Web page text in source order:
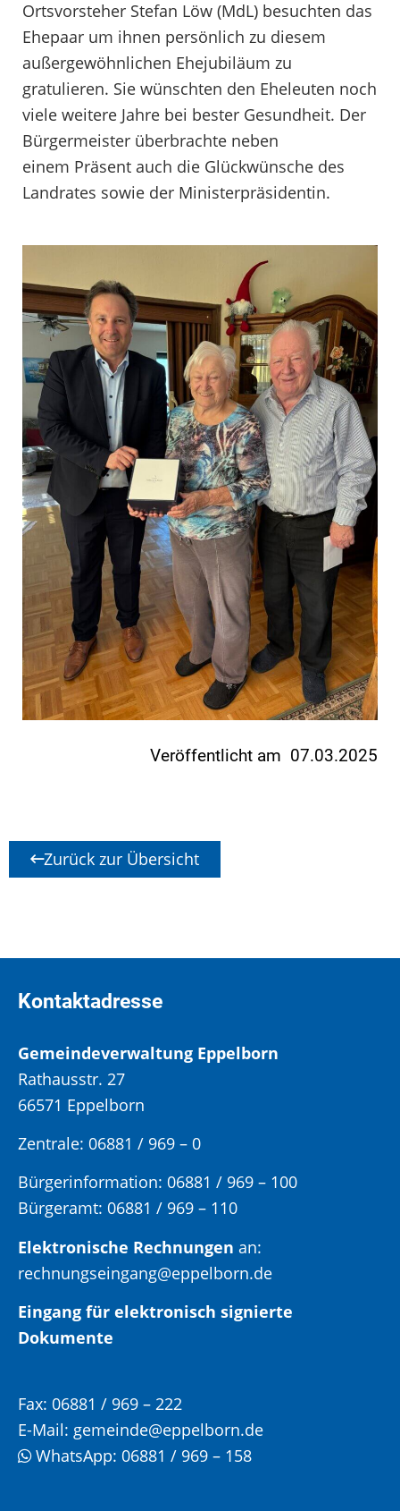
Ortsvorsteher Stefan Löw (MdL) besuchten das
Ehepaar um ihnen persönlich zu diesem
außergewöhnlichen Ehejubiläum zu
gratulieren. Sie wünschten den Eheleuten noch
viele weitere Jahre bei bester Gesundheit. Der
Bürgermeister überbrachte neben
einem Präsent auch die Glückwünsche des
Landrates sowie der Ministerpräsidentin.
Veröffentlicht am 07.03.2025
Zurück zur Übersicht
Kontaktadresse
Gemeindeverwaltung Eppelborn
Rathausstr. 27
66571 Eppelborn
Zentrale: 06881 / 969 – 0
Bürgerinformation: 06881 / 969 – 100
Bürgeramt: 06881 / 969 – 110
Elektronische Rechnungen an:
rechnungseingang@eppelborn.de
Eingang für elektronisch signierte
Dokumente
Fax: 06881 / 969 – 222
E-Mail: gemeinde@eppelborn.de
WhatsApp: 06881 / 969 – 158